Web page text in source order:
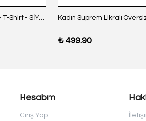
Kadın Suprem Likralı Oversize T-Shirt - SİYAH
₺ 499.90
Hesabım
Giriş Yap